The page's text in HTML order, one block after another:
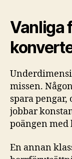
Vanliga
missen.
spara
jobbar
poängen
En annan